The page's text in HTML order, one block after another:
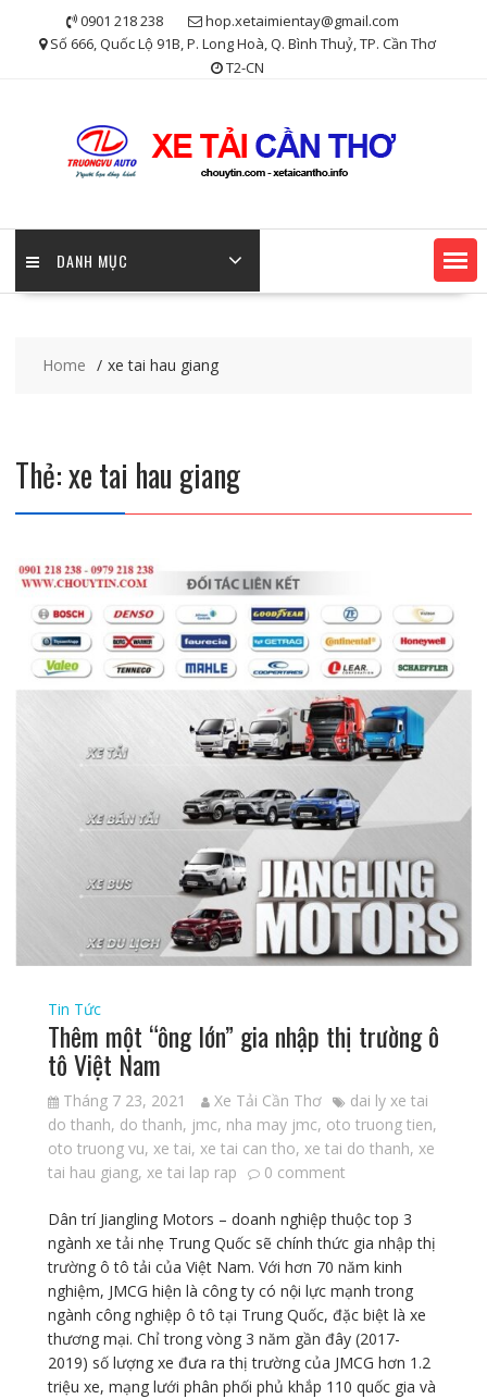
0901 218 238
hop.xetaimientay@gmail.com
Số 666, Quốc Lộ 91B, P. Long Hoà, Q. Bình Thuỷ, TP. Cần Thơ
T2-CN
DANH MỤC
Home xe tai hau giang
Thẻ:xe tai hau giang
Tin Tức
Thêm một “ông lớn” gia nhập thị trường ô
tô Việt Nam
Tháng 7 23, 2021 Xe Tải Cần Thơ
dai ly xe tai
do thanh, do thanh, jmc, nha may jmc, oto truong tien,
oto truong vu, xe tai, xe tai can tho, xe tai do thanh, xe
tai hau giang, xe tai lap rap 0 comment
Dân trí Jiangling Motors – doanh nghiệp thuộc top 3
ngành xe tải nhẹ Trung Quốc sẽ chính thức gia nhập thị
trường ô tô tải của Việt Nam. Với hơn 70 năm kinh
nghiệm, JMCG hiện là công ty có nội lực mạnh trong
ngành công nghiệp ô tô tại Trung Quốc, đặc biệt là xe
thương mại. Chỉ trong vòng 3 năm gần đây (2017-
2019) số lượng xe đưa ra thị trường của JMCG hơn 1.2
triệu xe, mạng lưới phân phối phủ khắp 110 quốc gia và